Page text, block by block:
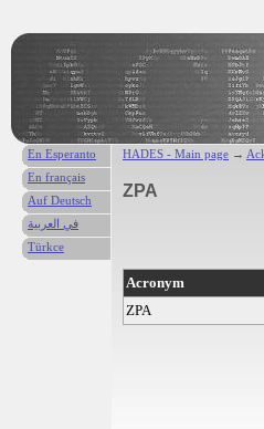
HADES - Main page →
ZPA
Acronym
ZPA
En Esperanto
En français
Auf Deutsch
في العربية
Türkce